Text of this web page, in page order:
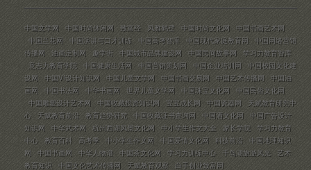
中国文学网 中国时尚休闲网 致富经 风雅鹤壁 中国时尚文化网
中国书画艺术网
中国兰花网
中国演讲与口才训练 中国高考智库 中国现代家庭教育网
中国网络营销
传播网
油画定制网 趣学街 中国城市品牌建设网 中国民间故事网
学习力教育智库
意志力教育学院
中国健康生活网 中国营销策划网 中国企业培训网
中国校园文化建
设网
中国VI设计知识网 中国儿童文学网 中国书画交易网 中国艺术传播网
中国油
画网
中国书法网 中华书画网 世界儿童文学网 中国珠宝文化网
中国民俗文化网
中国雕塑设计艺术网
中国收藏投资知识网 宝宝成长网 中国瓷器网
天赋教育研究中
心
天赋教育前沿 教育趋势研究 中国收藏证书查询网 中国酒文化网
中国广告设计
知识网
中华武术网 杭州西湖风景文化网 中小学生作文大全 家长学院
学习力教育
中心
教育百科 高考季 中小学生作文网 中国爱情文化网 科技前沿
中国地理知识
网
中国书画网 中华人物谱 中国茶文化网 学习力训练中心 千岛湖旅游风光
艺术
教育知识
中国文化艺术传播网 天赋教育观察 白手创业致富网